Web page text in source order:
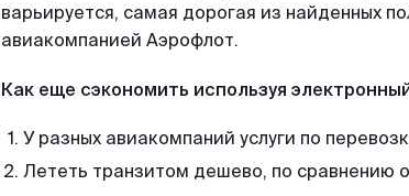
варьируется, самая дорогая из найденных
авиакомпанией Аэрофлот.
Как еще сэкономить используя
У разных авиакомпаний услуги по
Лететь транзитом дешево, по сравнению